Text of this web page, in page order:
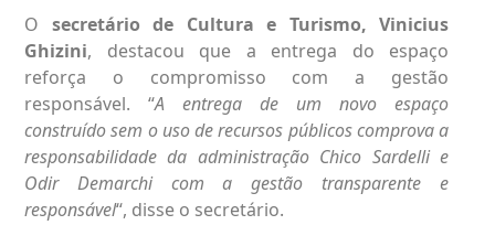
O secretário de Cultura e Turismo, Vinicius
Ghizini, destacou que a entrega do espaço
reforça o compromisso com a gestão
responsável. “A entrega de um novo espaço
construído sem o uso de recursos públicos comprova a
responsabilidade da administração Chico Sardelli e
Odir Demarchi com a gestão transparente e
responsável“, disse o secretário.